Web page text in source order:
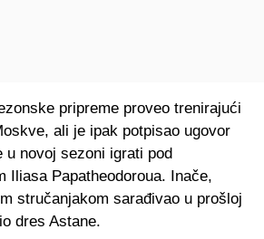
pripreme proveo trenirajući
ali je ipak potpisao ugovor
u novoj sezoni igrati pod
Iliasa Papatheodoroua. Inače,
stručanjakom sarađivao u prošloj
dres Astane.